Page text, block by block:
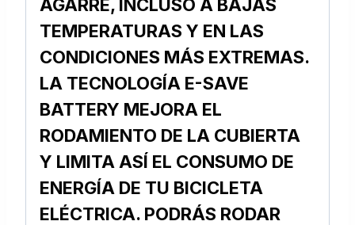
AGARRE, INCLUSO A BAJAS
TEMPERATURAS Y EN LAS
CONDICIONES MÁS EXTREMAS.
LA TECNOLOGÍA E-SAVE
BATTERY MEJORA EL
RODAMIENTO DE LA CUBIERTA
Y LIMITA ASÍ EL CONSUMO DE
ENERGÍA DE TU BICICLETA
ELÉCTRICA. PODRÁS RODAR